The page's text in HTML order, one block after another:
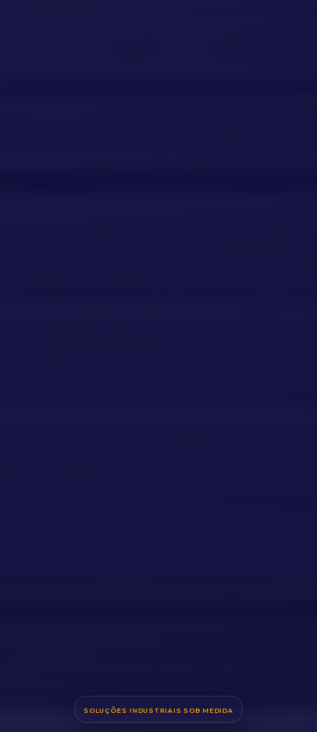
SOLUÇÕES INDUSTRIAIS SOB MEDIDA